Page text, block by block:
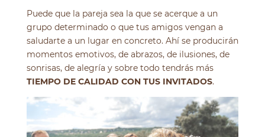
Puede que la pareja sea la que se acerque a un
grupo determinado o que tus amigos vengan a
saludarte a un lugar en concreto. Ahí se producirán
momentos emotivos, de abrazos, de ilusiones, de
sonrisas, de alegría y sobre todo tendrás más
TIEMPO DE CALIDAD CON TUS INVITADOS.